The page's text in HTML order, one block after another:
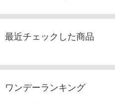
最近チェックした商品
ワンデーランキング